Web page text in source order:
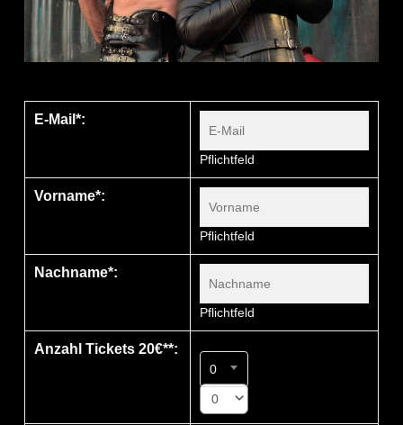
E-Mail*:
Pflichtfeld
Vorname*:
Pflichtfeld
Nachname*:
Pflichtfeld
Anzahl Tickets 20€**:
0
0